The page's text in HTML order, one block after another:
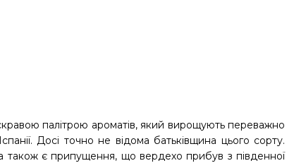
палітрою ароматів, який вирощують переважно
Досі точно не відома батьківщина цього сорту.
також є припущення, що вердехо прибув з південної